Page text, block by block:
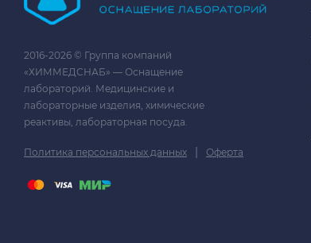
2016-2026 © Группа компаний
«ХИММЕДСНАБ» — Оснащение
лабораторий. Медицинские и
лабораторные изделия, химические
реактивы, лабораторная посуда.
Политика персональных данных | Оферта